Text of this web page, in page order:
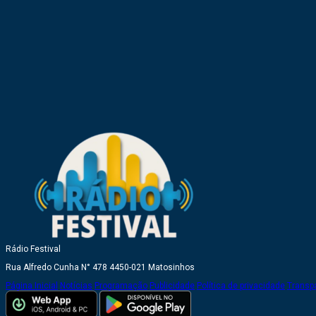
Rádio Festival
Rua Alfredo Cunha N° 478 4450-021 Matosinhos
Página Inicial
Notícias Programação Publicidade Política de privacidade